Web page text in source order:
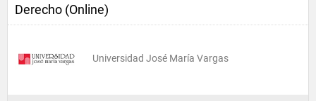
Derecho (Online)
Universidad José María Vargas